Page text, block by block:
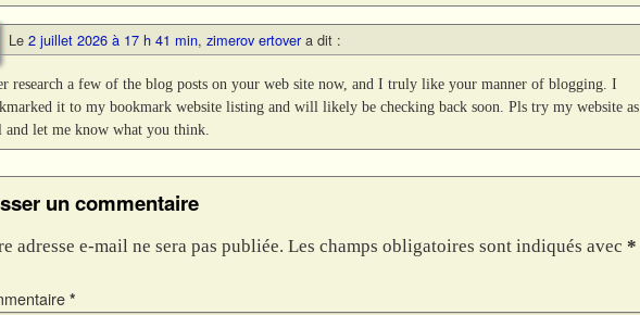
Le 2 juillet 2026 à 17 h 41 min, zimerov ertover a dit :
research a few of the blog posts on your web site now, and I truly like your manner of blogging. I
it to my bookmark website listing and will likely be checking back soon. Pls try my website as
and let me know what you think.
un commentaire
adresse e-mail ne sera pas publiée. Les champs obligatoires sont indiqués avec *
*